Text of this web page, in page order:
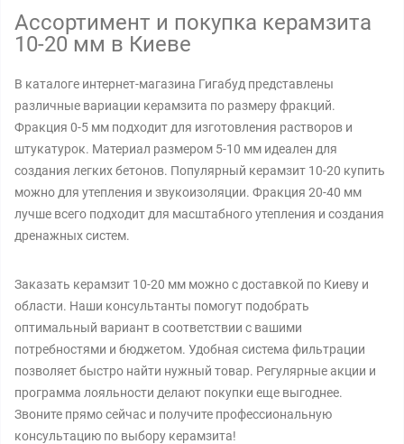
Ассортимент и покупка керамзита
10-20 мм в Киеве
В каталоге интернет-магазина Гигабуд представлены
различные вариации керамзита по размеру фракций.
Фракция 0-5 мм подходит для изготовления растворов и
штукатурок. Материал размером 5-10 мм идеален для
создания легких бетонов. Популярный керамзит 10-20 купить
можно для утепления и звукоизоляции. Фракция 20-40 мм
лучше всего подходит для масштабного утепления и создания
дренажных систем.
Заказать керамзит 10-20 мм можно с доставкой по Киеву и
области. Наши консультанты помогут подобрать
оптимальный вариант в соответствии с вашими
потребностями и бюджетом. Удобная система фильтрации
позволяет быстро найти нужный товар. Регулярные акции и
программа лояльности делают покупки еще выгоднее.
Звоните прямо сейчас и получите профессиональную
консультацию по выбору керамзита!